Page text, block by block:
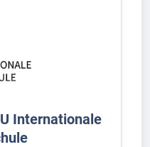
Internationale